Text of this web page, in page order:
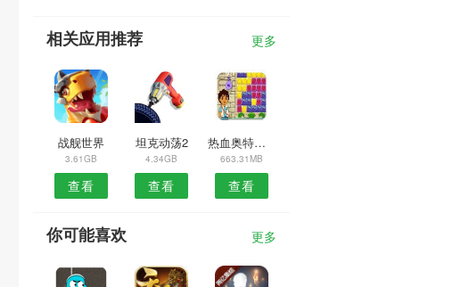
相关应用推荐 更多
战舰世界
3.61GB
查看
坦克动荡2
4.34GB
查看
热血奥特超人骑士联赛
663.31MB
查看
你可能喜欢 更多